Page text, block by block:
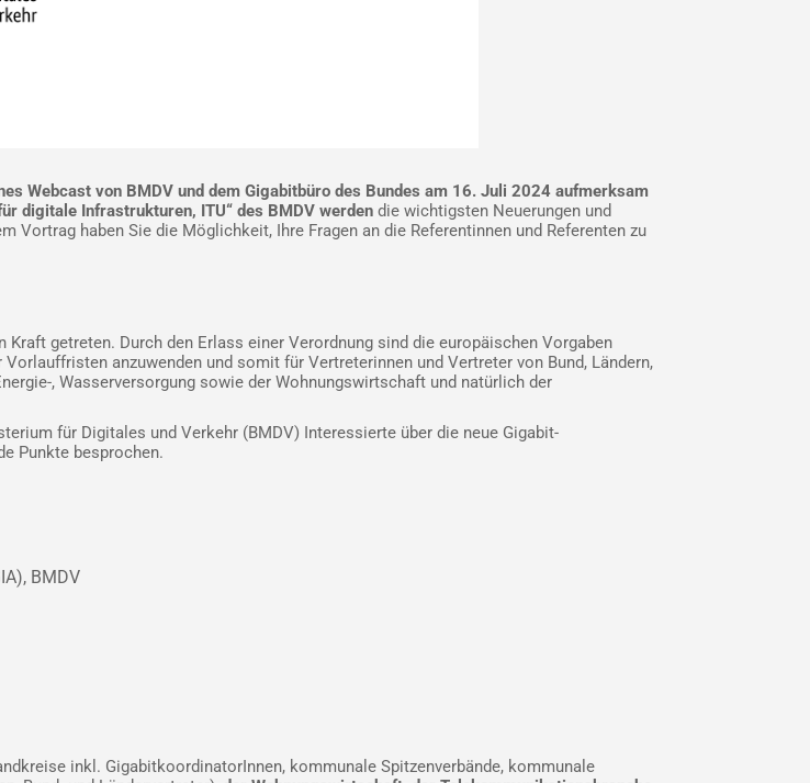
Webcast von BMDV und dem Gigabitbüro des Bundes am 16. Juli 2024 aufmerksam
digitale Infrastrukturen, ITU“ des BMDV werden die wichtigsten Neuerungen und
Vortrag haben Sie die Möglichkeit, Ihre Fragen an die Referentinnen und Referenten zu
getreten. Durch den Erlass einer Verordnung sind die europäischen Vorgaben
anzuwenden und somit für Vertreterinnen und Vertreter von Bund, Ländern,
, Wasserversorgung sowie der Wohnungswirtschaft und natürlich der
für Digitales und Verkehr (BMDV) Interessierte über die neue Gigabit-
Punkte besprochen.
BMDV
inkl. GigabitkoordinatorInnen, kommunale Spitzenverbände, kommunale